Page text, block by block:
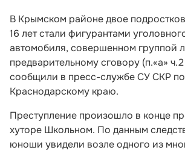
В Крымском районе двое
16 лет стали фигурантами
автомобиля, совершенном группой
предварительному сговору (п.«а»
сообщили в пресс-службе СУ СКР по
Краснодарскому краю.
Преступление произошло в конце
хуторе Школьном. По данным
юноши увидели возле одного из